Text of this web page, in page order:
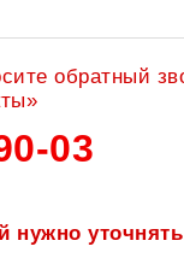
обратный
03
нужно уточнять